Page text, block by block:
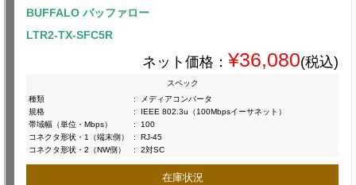
BUFFALO バッファロー
LTR2-TX-SFC5R
ネット価格： ¥36,080(税込)
スペック
種類
:
メディアコンバータ
規格
:
IEEE 802.3u（100Mbpsイーサネット）
帯域幅（単位・Mbps）
:
100
コネクタ形状・1（端末側）
:
RJ-45
コネクタ形状・2（NW側）
: 2対SC
在庫状況